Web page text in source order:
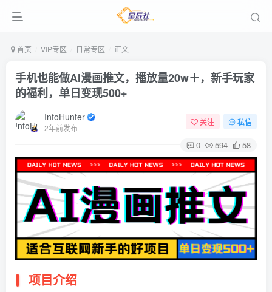
首页 VIP专区 日常专区 正文
手机也能做AI漫画推文，播放量20w＋，新手玩家
的福利，单日变现500+
InfoHunter
2年前发布
关注 私信
0 594 58
项目介绍